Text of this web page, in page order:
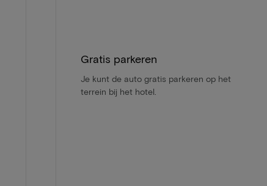
Gratis parkeren
Je kunt de auto gratis parkeren op het
terrein bij het hotel.